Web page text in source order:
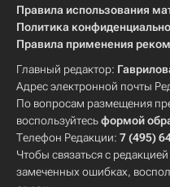
Правила использования
Политика
Правила применения
Главный редактор:
Адрес электронной почты
По вопросам размещения
воспользуйтесьформой
Телефон Редакции: 7 (495)
Чтобы связаться с
замеченных ошибках,